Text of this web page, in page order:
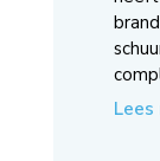
Lees